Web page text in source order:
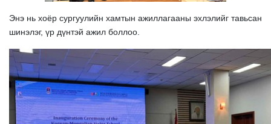
Энэ нь хоёр сургуулийн хамтын ажиллагааны эхлэлийг тавьсан
шинэлэг, үр дүнтэй ажил боллоо.